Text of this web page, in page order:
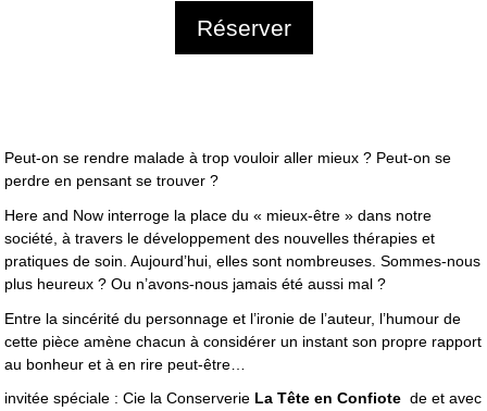
Réserver
Peut-on se rendre malade à trop vouloir aller mieux ? Peut-on se
perdre en pensant se trouver ?
Here and Now interroge la place du « mieux-être » dans notre
société, à travers le développement des nouvelles thérapies et
pratiques de soin. Aujourd’hui, elles sont nombreuses. Sommes-nous
plus heureux ? Ou n’avons-nous jamais été aussi mal ?
Entre la sincérité du personnage et l’ironie de l’auteur, l’humour de
cette pièce amène chacun à considérer un instant son propre rapport
au bonheur et à en rire peut-être…
invitée spéciale : Cie la Conserverie La Tête en Confiote de et avec